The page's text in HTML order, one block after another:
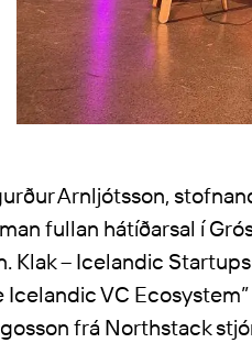
Arnljótsson,
fullan hátíðarsal í
Klak – Icelandic
Icelandic VC
frá Northstack